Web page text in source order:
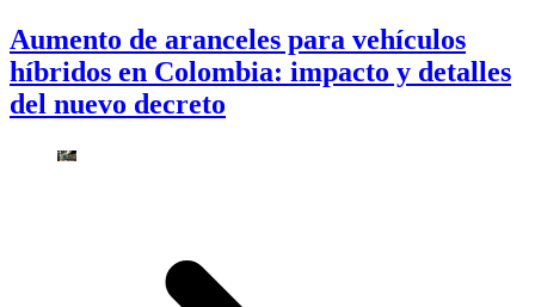
Aumento de aranceles para vehículos
híbridos en Colombia: impacto y detalles
del nuevo decreto